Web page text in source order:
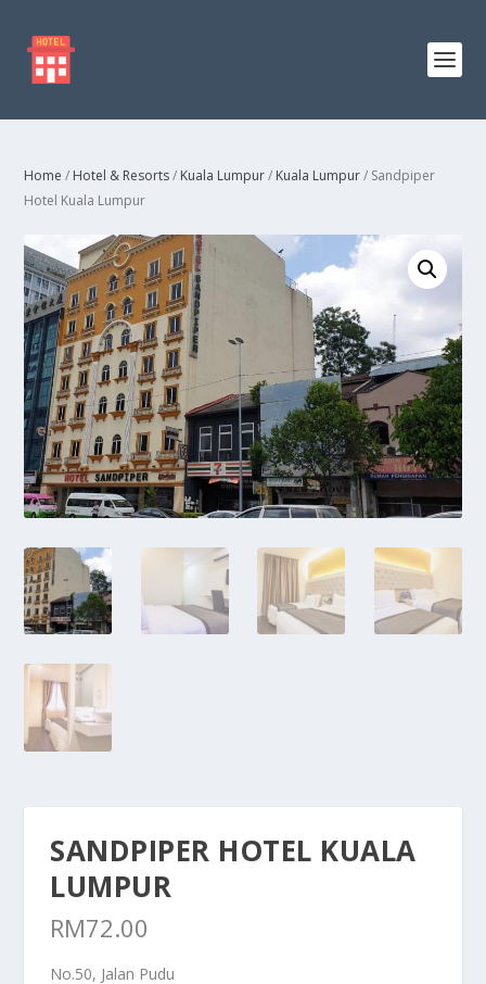
Home / Hotel & Resorts/ Kuala Lumpur/ Kuala Lumpur/ Sandpiper
Hotel Kuala Lumpur
SANDPIPER HOTEL KUALA
LUMPUR
RM72.00
No.50, Jalan Pudu